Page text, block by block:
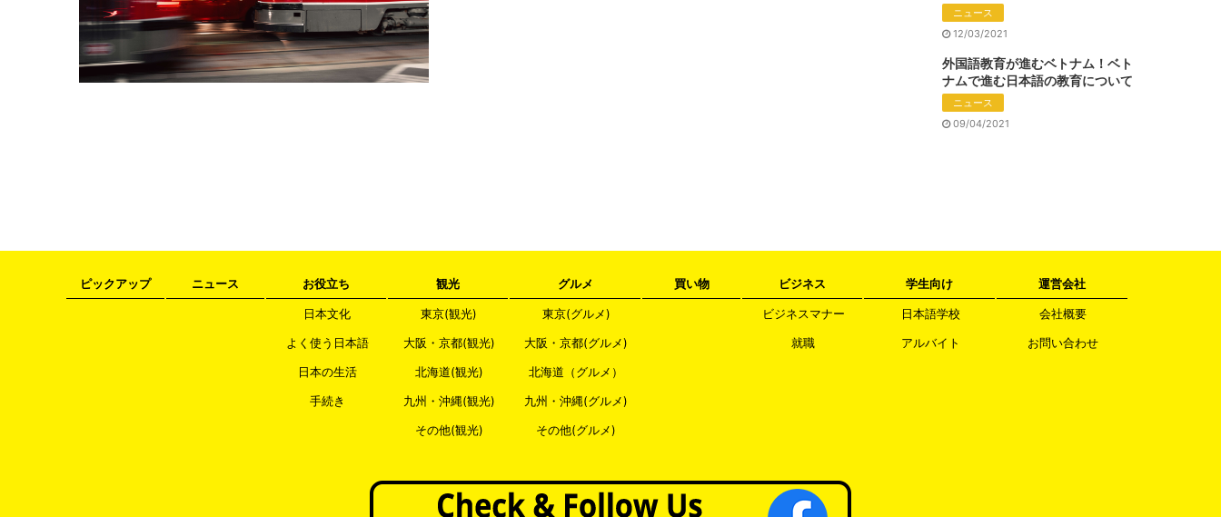
ニュース
12/03/2021
外国語教育が進むベトナム！ベト
ナムで進む日本語の教育について
ニュース
09/04/2021
ピックアップ ニュース お役立ち
日本文化
よく使う日本語
日本の生活
手続き
観光
東京(観光)
大阪・京都(観光)
北海道(観光)
九州・沖縄(観光)
その他(観光)
グルメ
東京(グルメ)
大阪・京都(グルメ)
北海道（グルメ）
九州・沖縄(グルメ)
その他(グルメ)
買い物 ビジネス
ビジネスマナー
就職
学生向け
日本語学校
アルバイト
運営会社
会社概要
お問い合わせ